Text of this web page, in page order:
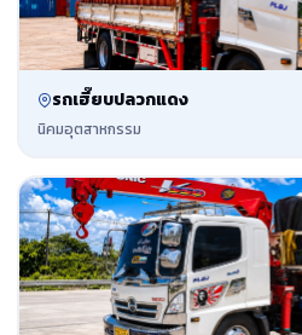
รถเฮี๊ยบปลวกแดง
นิคมอุตสาหกรรม